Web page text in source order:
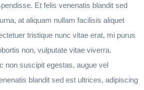
Et felis venenatis blandit sed
at aliquam nullam facilisis aliquet
tristique nunc vitae erat, mi purus
non, vulputate vitae viverra.
non suscipit egestas, augue vel
blandit sed est ultrices, adipiscing